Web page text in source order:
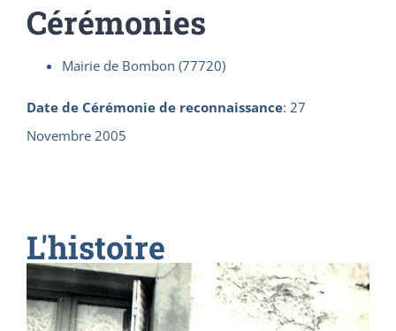
Cérémonies
Mairie de Bombon (77720)
Date de Cérémonie de reconnaissance: 27
Novembre 2005
L'histoire